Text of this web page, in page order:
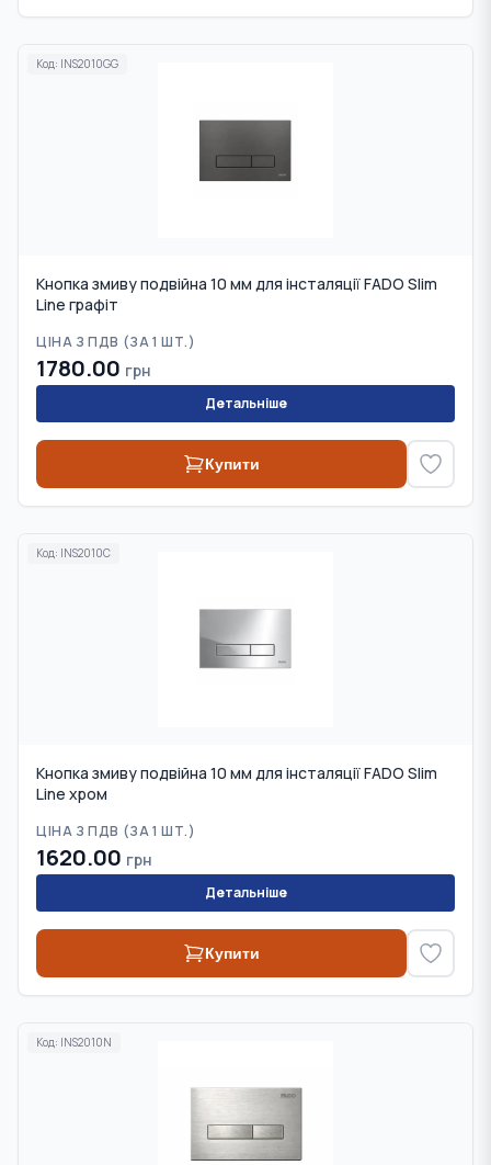
Код: INS2010GG
Кнопка змиву подвійна 10 мм для інсталяції FADO Slim
Line графіт
ЦІНА З ПДВ (ЗА 1 ШТ.)
1780.00 грн
Детальніше
Купити
Код: INS2010C
Кнопка змиву подвійна 10 мм для інсталяції FADO Slim
Line хром
ЦІНА З ПДВ (ЗА 1 ШТ.)
1620.00 грн
Детальніше
Купити
Код: INS2010N